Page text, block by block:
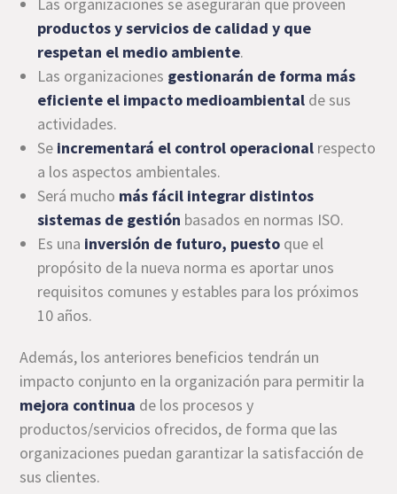
Las organizaciones se asegurarán que proveen
productos y servicios de calidad y que
respetan el medio ambiente.
Las organizaciones gestionarán de forma más
eficiente el impacto medioambiental de sus
actividades.
Se incrementará el control operacional respecto
a los aspectos ambientales.
Será mucho más fácil integrar distintos
sistemas de gestión basados en normas ISO.
Es una inversión de futuro, puesto que el
propósito de la nueva norma es aportar unos
requisitos comunes y estables para los próximos
10 años.
Además, los anteriores beneficios tendrán un
impacto conjunto en la organización para permitir la
mejora continua de los procesos y
productos/servicios ofrecidos, de forma que las
organizaciones puedan garantizar la satisfacción de
sus clientes.